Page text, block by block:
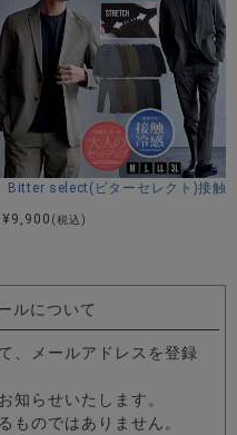
パーパンツ/全4色
Bitter select(ビターセレクト)接触
¥ 9,900 (税込)
ルについて
、メールアドレスを登録
知らせいたします。
ものではありません。